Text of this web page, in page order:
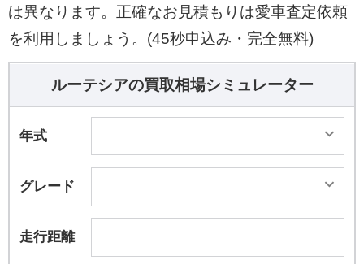
フィックジャムアシスト」、「アダプティブクル
ーズコントロール（ストップ＆ゴー機能付
き）」、「レーンセンタリングアシスト（車線中
央維持支援）」、「360&#176;カメラ」、「オー
トハイ/ロービーム」、「パーキングセンサー（フ
ロント、リヤ）」、歩行者・自転車検知機能を備
突被害軽減ブレーキ）」、「ブラインドスポット
ワーニング」など、多彩な機能を備えている。
は異なります。正確なお見積もりは愛車査定依頼
を利用しましょう。(45秒申込み・完全無料)
ルーテシアの買取相場シミュレーター
年式
グレード
走行距離